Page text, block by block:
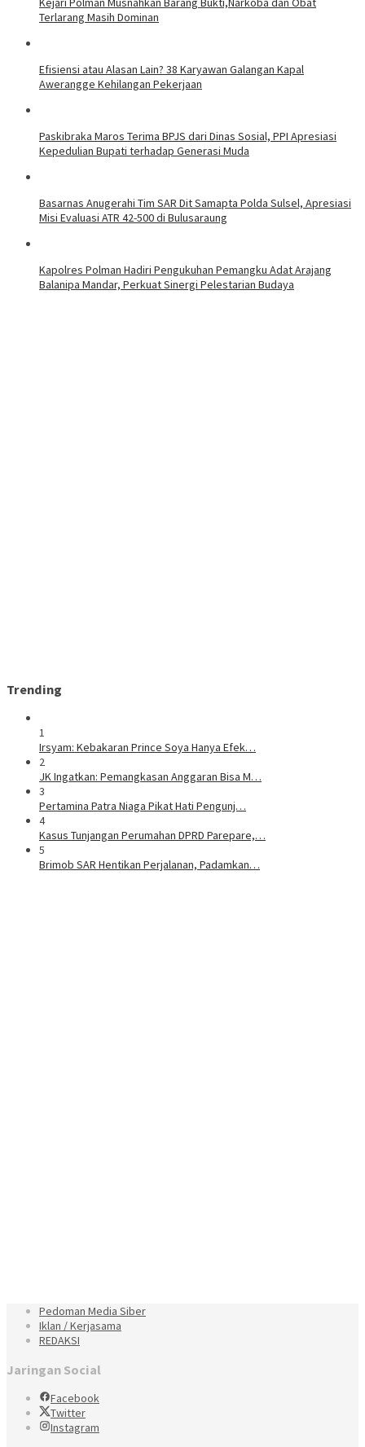
Terlarang Masih Dominan
Efisiensi atau Alasan Lain? 38 Karyawan Galangan Kapal
Awerangge Kehilangan Pekerjaan
Paskibraka Maros Terima BPJS dari Dinas Sosial, PPI Apresiasi
Kepedulian Bupati terhadap Generasi Muda
Basarnas Anugerahi Tim SAR Dit Samapta Polda Sulsel, Apresiasi
Misi Evaluasi ATR 42-500 di Bulusaraung
Kapolres Polman Hadiri Pengukuhan Pemangku Adat Arajang
Balanipa Mandar, Perkuat Sinergi Pelestarian Budaya
Trending
1
Irsyam: Kebakaran Prince Soya Hanya Efek…
2
JK Ingatkan: Pemangkasan Anggaran Bisa M…
3
Pertamina Patra Niaga Pikat Hati Pengunj…
4
Kasus Tunjangan Perumahan DPRD Parepare,…
5
Brimob SAR Hentikan Perjalanan, Padamkan…
Pedoman Media Siber
Iklan / Kerjasama
REDAKSI
Jaringan Social
Facebook
Twitter
Instagram